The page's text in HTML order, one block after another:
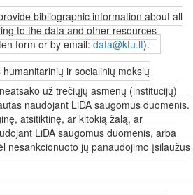
bibliographic information about all
to the data and other resources
form or by email:data@ktu.lt).
humanitarinių ir socialinių mokslų
už trečiųjų asmenų (institucijų)
naudojant LiDA saugomus duomenis.
atsitiktinę, ar kitokią žalą, ar
LiDA saugomus duomenis, arba
nesankcionuoto jų panaudojimo įsilaužus